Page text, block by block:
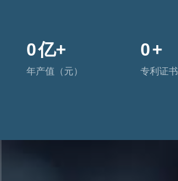
0亿+
年产值（元）
0+
专利证书